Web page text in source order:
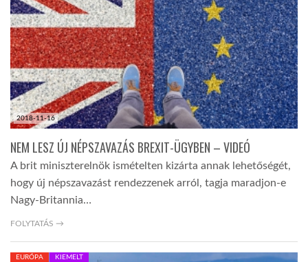
2018-11-16
NEM LESZ ÚJ NÉPSZAVAZÁS BREXIT-ÜGYBEN – VIDEÓ
A brit miniszterelnök ismételten kizárta annak lehetőségét,
hogy új népszavazást rendezzenek arról, tagja maradjon-e
Nagy-Britannia…
FOLYTATÁS →
EURÓPA KIEMELT